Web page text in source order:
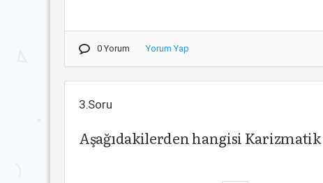
0 Yorum Yorum Yap
3.Soru
Aşağıdakilerden hangisi